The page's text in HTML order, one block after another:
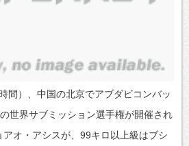
間）、中国の北京でアブダビコンバッ
世界サブミッション選手権が開催され
オ・アシスが、99キロ以上級はブシ